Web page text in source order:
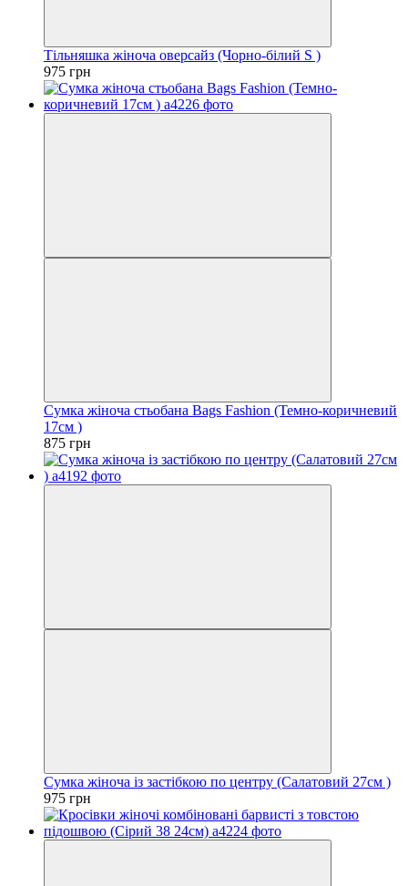
Тільняшка жіноча оверсайз (Чорно-білий S )
975 грн
Сумка жіноча стьобана Bags Fashion (Темно-коричневий
17см )
875 грн
Сумка жіноча із застібкою по центру (Салатовий 27см )
975 грн